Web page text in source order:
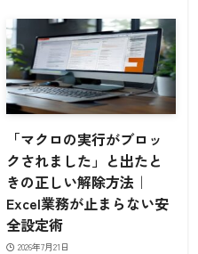
「マクロの実行がブロッ
クされました」と出たと
きの正しい解除方法｜
Excel業務が止まらない安
全設定術
2026年7月21日